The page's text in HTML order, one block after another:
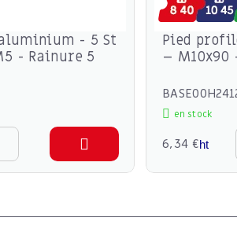
- 5 St
- Rainure 5
Pied
– M10x90
en stock
6,34 €ht